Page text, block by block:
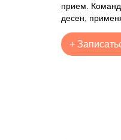
прием.
десен,
+